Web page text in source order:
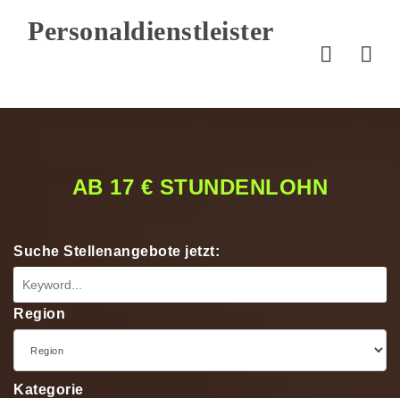
AB 17 € STUNDENLOHN
Suche Stellenangebote jetzt:
Region
Kategorie